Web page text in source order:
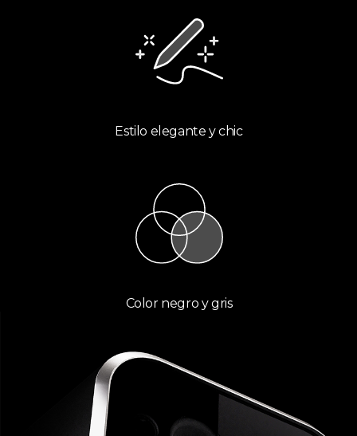
Estilo elegante y chic​​​
Color negro y gris​​​